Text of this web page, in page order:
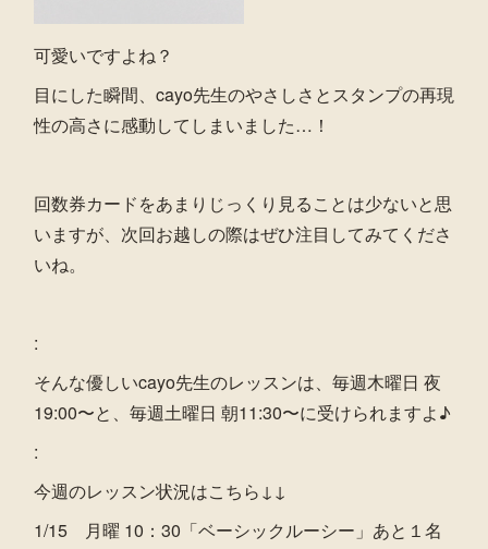
可愛いですよね？
目にした瞬間、cayo先生のやさしさとスタンプの再現
性の高さに感動してしまいました…！
回数券カードをあまりじっくり見ることは少ないと思
いますが、次回お越しの際はぜひ注目してみてくださ
いね。
:
そんな優しいcayo先生のレッスンは、毎週木曜日 夜
19:00〜と、毎週土曜日 朝11:30〜に受けられますよ♪
:
今週のレッスン状況はこちら↓↓
1/15 月曜 10：30「ベーシックルーシー」あと１名